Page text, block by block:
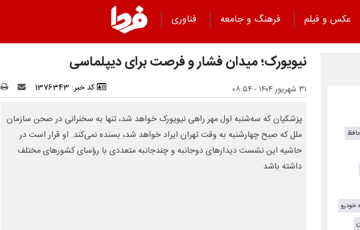
عکس و فیلم فرهنگ و جامعه
فناوری
نیویورک؛ میدان فشار و فرصت برای دیپلماسی
۳۱ شهریور ۱۴۰۴ - ۰۸:۵۴ کد خبر: 1376343
پزشکیان که سه‌شنبه اول مهر راهی نیویورک خواهد شد، تنها به سخنرانی در صحن سازمان
ملل که صبح چهارشنبه به وقت تهران ایراد خواهد شد، بسنده نمی‌کند. او قرار است در
حاشیه این نشست دیدارهای دوجانبه و چندجانبه متعددی با رؤسای کشورهای مختلف
داشته باشد
خودرو